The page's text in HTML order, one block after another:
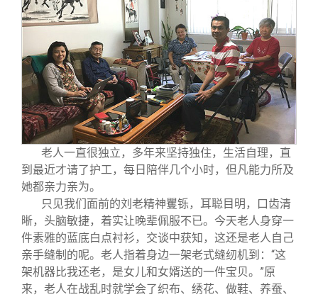
老人一直很独立，多年来坚持独住，生活自理，直
到最近才请了护工，每日陪伴几个小时，但凡能力所及
她都亲力亲为。
只见我们面前的刘老精神矍铄，耳聪目明，口齿清
晰，头脑敏捷，着实让晚辈佩服不已。今天老人身穿一
件素雅的蓝底白点衬衫，交谈中获知，这还是老人自己
亲手缝制的呢。老人指着身边一架老式缝纫机到：“这
架机器比我还老，是女儿和女婿送的一件宝贝。”原
来，老人在战乱时就学会了织布、绣花、做鞋、养蚕、